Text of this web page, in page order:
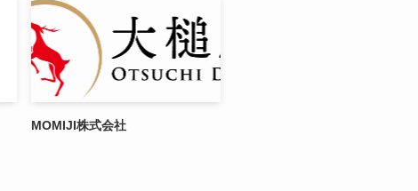
MOMIJI株式会社